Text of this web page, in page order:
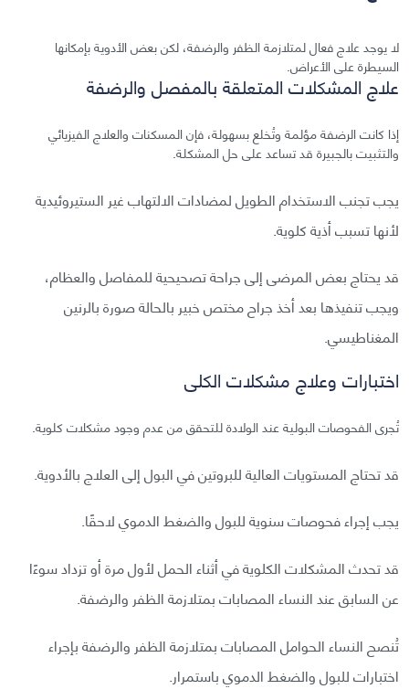
لا يوجد علاج فعال لمتلازمة الظفر والرضفة، لكن بعض الأدوية بإمكانها
السيطرة على الأعراض.
علاج المشكلات المتعلقة بالمفصل والرضفة
إذا كانت الرضفة مؤلمة وتُخلع بسهولة، فإن المسكنات والعلاج الفيزيائي
والتثبيت بالجبيرة قد تساعد على حل المشكلة.
يجب تجنب الاستخدام الطويل لمضادات الالتهاب غير الستيروئيدية
لأنها تسبب أذية كلوية.
قد يحتاج بعض المرضى إلى جراحة تصحيحية للمفاصل والعظام،
ويجب تنفيذها بعد أخذ جراح مختص خبير بالحالة صورة بالرنين
المغناطيسي.
اختبارات وعلاج مشكلات الكلى
تُجرى الفحوصات البولية عند الولادة للتحقق من عدم وجود مشكلات كلوية.
قد تحتاج المستويات العالية للبروتين في البول إلى العلاج بالأدوية.
يجب إجراء فحوصات سنوية للبول والضغط الدموي لاحقًا.
قد تحدث المشكلات الكلوية في أثناء الحمل لأول مرة أو تزداد سوءًا
عن السابق عند النساء المصابات بمتلازمة الظفر والرضفة.
تُنصح النساء الحوامل المصابات بمتلازمة الظفر والرضفة بإجراء
اختبارات للبول والضغط الدموي باستمرار.